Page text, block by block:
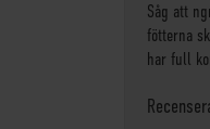
Såg att
fötterna
har full